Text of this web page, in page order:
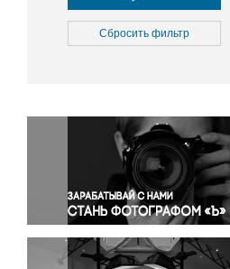
Культура
Медицина
Окружающая среда
Политика
Правосудие
Происшествия и конфликты
Религия
Светская жизнь
Спорт
Сбросить фильтр